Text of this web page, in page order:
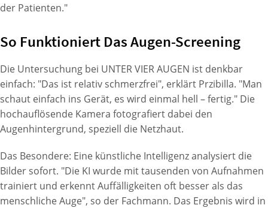
der Patienten."
So Funktioniert Das Augen-Screening
Die Untersuchung bei UNTER VIER AUGEN ist denkbar
einfach: "Das ist relativ schmerzfrei", erklärt Przibilla. "Man
schaut einfach ins Gerät, es wird einmal hell – fertig." Die
hochauflösende Kamera fotografiert dabei den
Augenhintergrund, speziell die Netzhaut.
Das Besondere: Eine künstliche Intelligenz analysiert die
Bilder sofort. "Die KI wurde mit tausenden von Aufnahmen
trainiert und erkennt Auffälligkeiten oft besser als das
menschliche Auge", so der Fachmann. Das Ergebnis wird in